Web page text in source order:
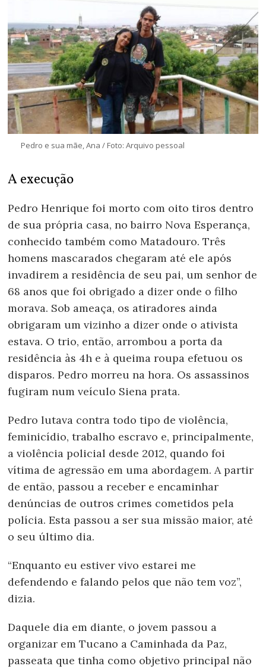
Pedro e sua mãe, Ana / Foto: Arquivo pessoal
A execução
Pedro Henrique foi morto com oito tiros dentro
de sua própria casa, no bairro Nova Esperança,
conhecido também como Matadouro. Três
homens mascarados chegaram até ele após
invadirem a residência de seu pai, um senhor de
68 anos que foi obrigado a dizer onde o filho
morava. Sob ameaça, os atiradores ainda
obrigaram um vizinho a dizer onde o ativista
estava. O trio, então, arrombou a porta da
residência às 4h e à queima roupa efetuou os
disparos. Pedro morreu na hora. Os assassinos
fugiram num veículo Siena prata.
Pedro lutava contra todo tipo de violência,
feminicídio, trabalho escravo e, principalmente,
a violência policial desde 2012, quando foi
vítima de agressão em uma abordagem. A partir
de então, passou a receber e encaminhar
denúncias de outros crimes cometidos pela
polícia. Esta passou a ser sua missão maior, até
o seu último dia.
“Enquanto eu estiver vivo estarei me
defendendo e falando pelos que não tem voz”,
dizia.
Daquele dia em diante, o jovem passou a
organizar em Tucano a Caminhada da Paz,
passeata que tinha como objetivo principal não